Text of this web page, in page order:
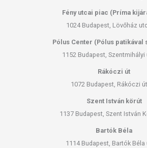
Fény utcai piac (Príma
1024 Budapest, Lövőház
Pólus Center (Pólus patikával
1152 Budapest, Szentmihályi
Rákóczi út
1072 Budapest, Rákóczi
Szent István körút
1137 Budapest, Szent István
Bartók Béla
1114 Budapest, Bartók Béla